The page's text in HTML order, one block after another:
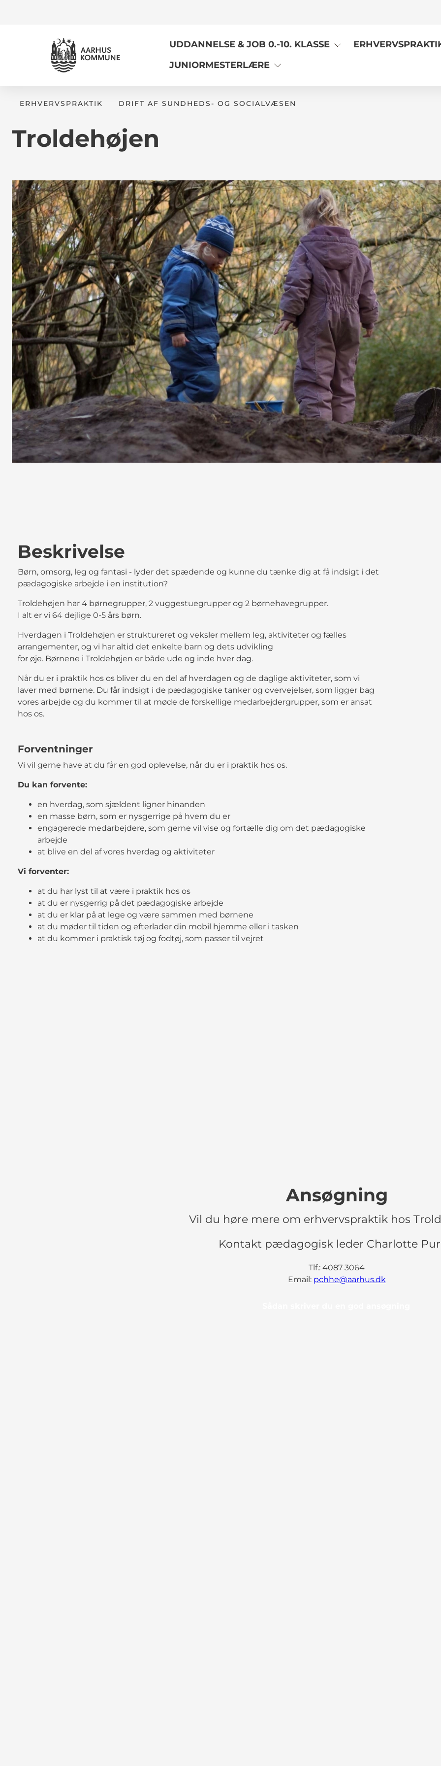
UDDANNELSE & JOB 0.-10. KLASSE
JUNIORMESTERLÆRE
ERHVERVSPRAKTIK DRIFT AF SUNDHEDS- OG SOCIALVÆSEN
Troldehøjen
Beskrivelse
Børn, omsorg, leg og fantasi - lyder det spædende og kunne du tænke dig at få indsigt i det
pædagogiske arbejde i en institution?
Troldehøjen har 4 børnegrupper, 2 vuggestuegrupper og 2 børnehavegrupper.
I alt er vi 64 dejlige 0-5 års børn.
Hverdagen i Troldehøjen er struktureret og veksler mellem leg, aktiviteter og fælles
arrangementer, og vi har altid det enkelte barn og dets udvikling
for øje. Børnene i Troldehøjen er både ude og inde hver dag.
Når du er i praktik hos os bliver du en del af hverdagen og de daglige aktiviteter, som vi
laver med børnene. Du får indsigt i de pædagogiske tanker og overvejelser, som ligger bag
vores arbejde og du kommer til at møde de forskellige medarbejdergrupper, som er ansat
hos os.
Forventninger
Vi vil gerne have at du får en god oplevelse, når du er i praktik hos os.
Du kan forvente:
en hverdag, som sjældent ligner hinanden
en masse børn, som er nysgerrige på hvem du er
engagerede medarbejdere, som gerne vil vise og fortælle dig om det pædagogiske
arbejde
at blive en del af vores hverdag og aktiviteter
Vi forventer:
at du har lyst til at være i praktik hos os
at du er nysgerrig på det pædagogiske arbejde
at du er klar på at lege og være sammen med børnene
at du møder til tiden og efterlader din mobil hjemme eller i tasken
at du kommer i praktisk tøj og fodtøj, som passer til vejret
Ansøgning
Vil du høre mere om erhvervspraktik hos
Kontakt pædagogisk leder Charlotte
Tlf.: 4087 3064
Email: pchhe@aarhus.dk